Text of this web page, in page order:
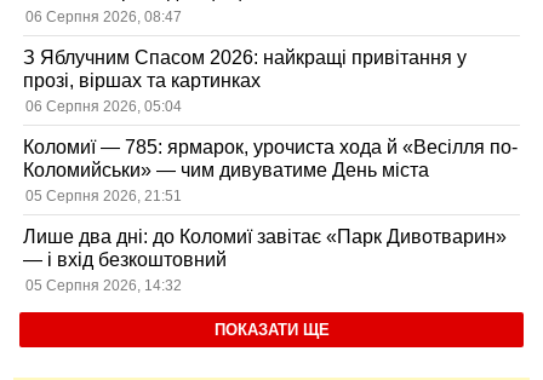
06 Серпня 2026, 08:47
З Яблучним Спасом 2026: найкращі привітання у
прозі, віршах та картинках
06 Серпня 2026, 05:04
Коломиї — 785: ярмарок, урочиста хода й «Весілля по-
Коломийськи» — чим дивуватиме День міста
05 Серпня 2026, 21:51
Лише два дні: до Коломиї завітає «Парк Дивотварин»
— і вхід безкоштовний
05 Серпня 2026, 14:32
ПОКАЗАТИ ЩЕ